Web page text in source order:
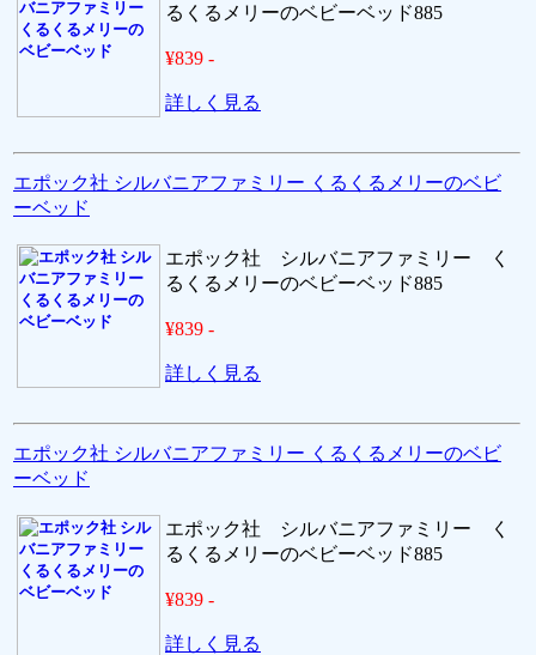
るくるメリーのベビーベッド885
¥839 -
詳しく見る
エポック社 シルバニアファミリー くるくるメリーのベビ
ーベッド
エポック社 シルバニアファミリー く
るくるメリーのベビーベッド885
¥839 -
詳しく見る
エポック社 シルバニアファミリー くるくるメリーのベビ
ーベッド
エポック社 シルバニアファミリー く
るくるメリーのベビーベッド885
¥839 -
詳しく見る